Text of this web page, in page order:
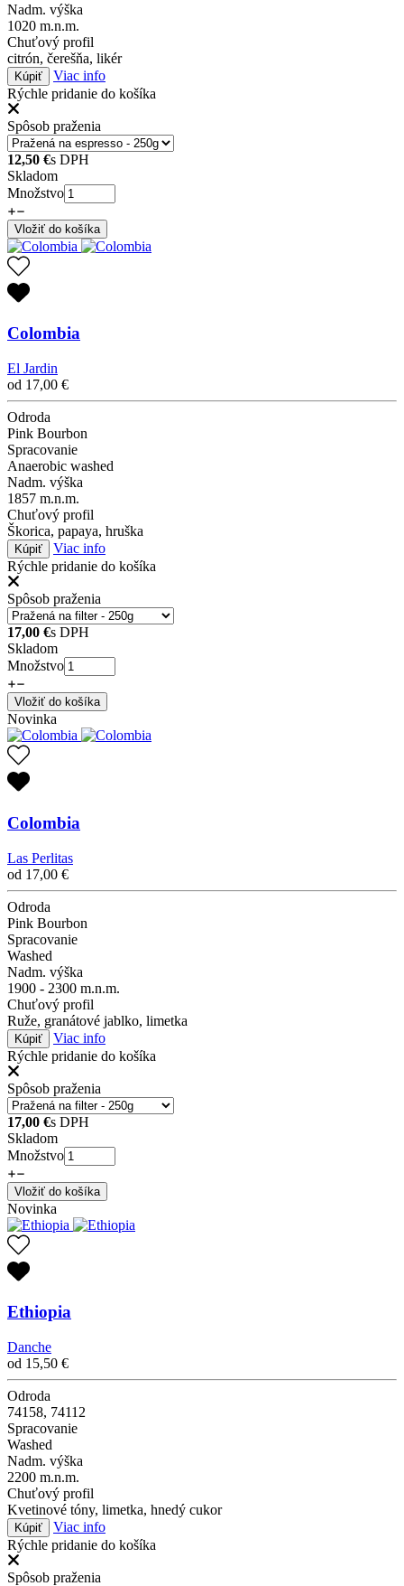
Nadm. výška
1020 m.n.m.
Chuťový profil
citrón, čerešňa, likér
Kúpiť
Viac info
Rýchle pridanie do košíka
Spôsob praženia
12,50 €s DPH
Skladom
Množstvo
Vložiť do košíka
Colombia
El Jardin
od 17,00 €
Odroda
Pink Bourbon
Spracovanie
Anaerobic washed
Nadm. výška
1857 m.n.m.
Chuťový profil
Škorica, papaya, hruška
Kúpiť
Viac info
Rýchle pridanie do košíka
Spôsob praženia
17,00 €s DPH
Skladom
Množstvo
Vložiť do košíka
Novinka
Colombia
Las Perlitas
od 17,00 €
Odroda
Pink Bourbon
Spracovanie
Washed
Nadm. výška
1900 - 2300 m.n.m.
Chuťový profil
Ruže, granátové jablko, limetka
Kúpiť
Viac info
Rýchle pridanie do košíka
Spôsob praženia
17,00 €s DPH
Skladom
Množstvo
Vložiť do košíka
Novinka
Ethiopia
Danche
od 15,50 €
Odroda
74158, 74112
Spracovanie
Washed
Nadm. výška
2200 m.n.m.
Chuťový profil
Kvetinové tóny, limetka, hnedý cukor
Kúpiť
Viac info
Rýchle pridanie do košíka
Spôsob praženia